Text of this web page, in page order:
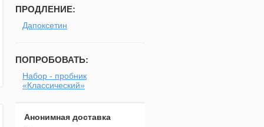
ПРОДЛЕНИЕ:
Дапоксетин
ПОПРОБОВАТЬ:
Набор - пробник
«Классический»
Анонимная доставка